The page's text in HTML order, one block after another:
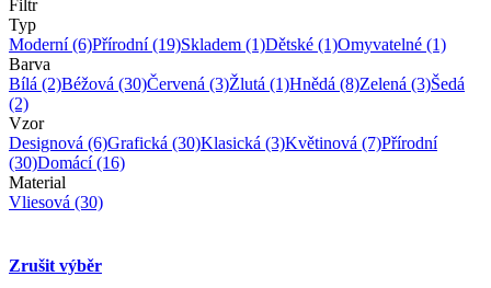
Filtr
Typ
Moderní(6)Přírodní(19)Skladem (1)Dětské (1)Omyvatelné (1)
Barva
Bílá (2)Béžová (30)Červená (3)Žlutá (1)Hnědá (8)Zelená (3)Šedá
(2)
Vzor
Designová (6)Grafická (30)Klasická (3)Květinová (7)Přírodní
(30)Domácí(16)
Material
Vliesová (30)
Zrušit výběr